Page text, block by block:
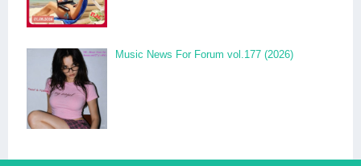
Music News For Forum vol.177 (2026)